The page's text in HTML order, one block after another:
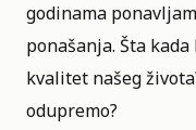
godinama
ponašanja. Šta
kvalitet našegživota
odupremo?